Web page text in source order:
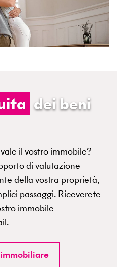
dei beni
il vostro immobile?
di valutazione
della vostra proprietà,
passaggi. Riceverete
immobile